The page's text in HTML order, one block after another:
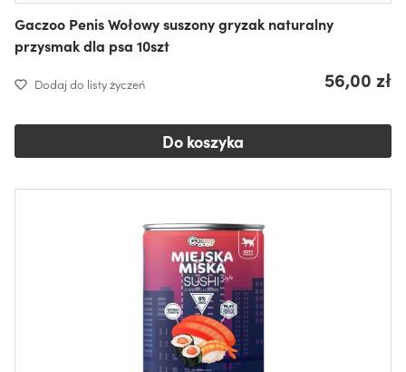
Gaczoo Penis Wołowy suszony gryzak naturalny
przysmak dla psa 10szt
Dodaj do listy życzeń 56,00 zł
Do koszyka